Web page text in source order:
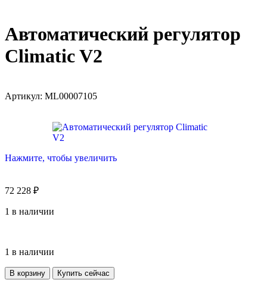
Автоматический регулятор
Climatic V2
Артикул: ML00007105
Нажмите, чтобы увеличить
72 228 ₽
1 в наличии
1 в наличии
В корзину Купить сейчас